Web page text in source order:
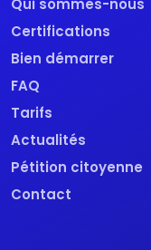
Qui sommes-nous
Certifications
Bien démarrer
FAQ
Tarifs
Actualités
Pétition citoyenne
Contact